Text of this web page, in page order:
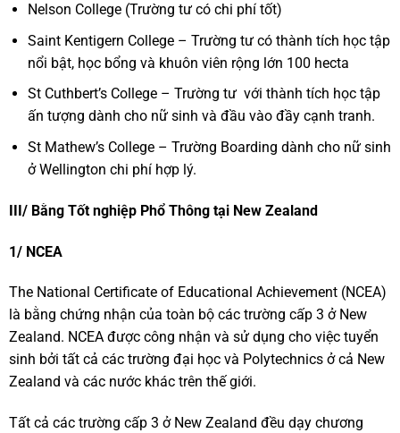
Nelson College (Trường tư có chi phí tốt)
Saint Kentigern College – Trường tư có thành tích học tập
nổi bật, học bổng và khuôn viên rộng lớn 100 hecta
St Cuthbert’s College – Trường tư với thành tích học tập
ấn tượng dành cho nữ sinh và đầu vào đầy cạnh tranh.
St Mathew’s College – Trường Boarding dành cho nữ sinh
ở Wellington chi phí hợp lý.
III/ Bằng Tốt nghiệp Phổ Thông tại New Zealand
1/ NCEA
The National Certificate of Educational Achievement (NCEA)
là bằng chứng nhận của toàn bộ các trường cấp 3 ở New
Zealand. NCEA được công nhận và sử dụng cho việc tuyển
sinh bởi tất cả các trường đại học và Polytechnics ở cả New
Zealand và các nước khác trên thế giới.
Tất cả các trường cấp 3 ở New Zealand đều dạy chương